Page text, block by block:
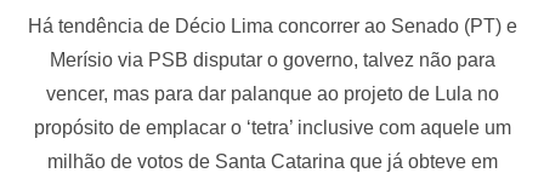
Há tendência de Décio Lima concorrer ao Senado (PT) e
Merísio via PSB disputar o governo, talvez não para
vencer, mas para dar palanque ao projeto de Lula no
propósito de emplacar o ‘tetra’ inclusive com aquele um
milhão de votos de Santa Catarina que já obteve em